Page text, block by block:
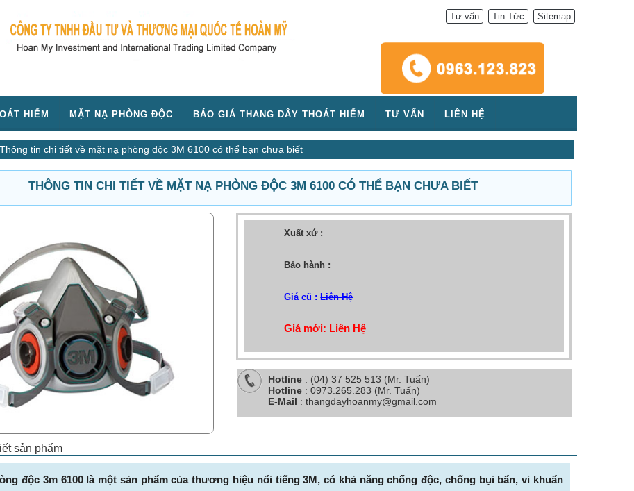
Tư vấn Tin Tức Sitemap
HIỂM MẶT NẠ PHÒNG ĐỘC BÁO GIÁ THANG DÂY THOÁT HIỂM TƯ VẤN LIÊN HỆ
Thông tin chi tiết về mặt nạ phòng độc 3M 6100 có thể bạn chưa biết
THÔNG TIN CHI TIẾT VỀ MẶT NẠ PHÒNG ĐỘC 3M 6100 CÓ THỂ BẠN CHƯA BIẾT
Xuất xứ :
Bảo hành :
Giá cũ :Liên Hệ
Giá mới: Liên Hệ
Hotline : (04) 37 525 513 (Mr. Tuấn)
Hotline : 0973.265.283 (Mr. Tuấn)
E-Mail : thangdayhoanmy@gmail.com
sản phẩm
độc 3m 6100 là một sản phẩm của thương hiệu nổi tiếng 3M, có khả năng chống độc, chống bụi bẩn, vi khuẩn